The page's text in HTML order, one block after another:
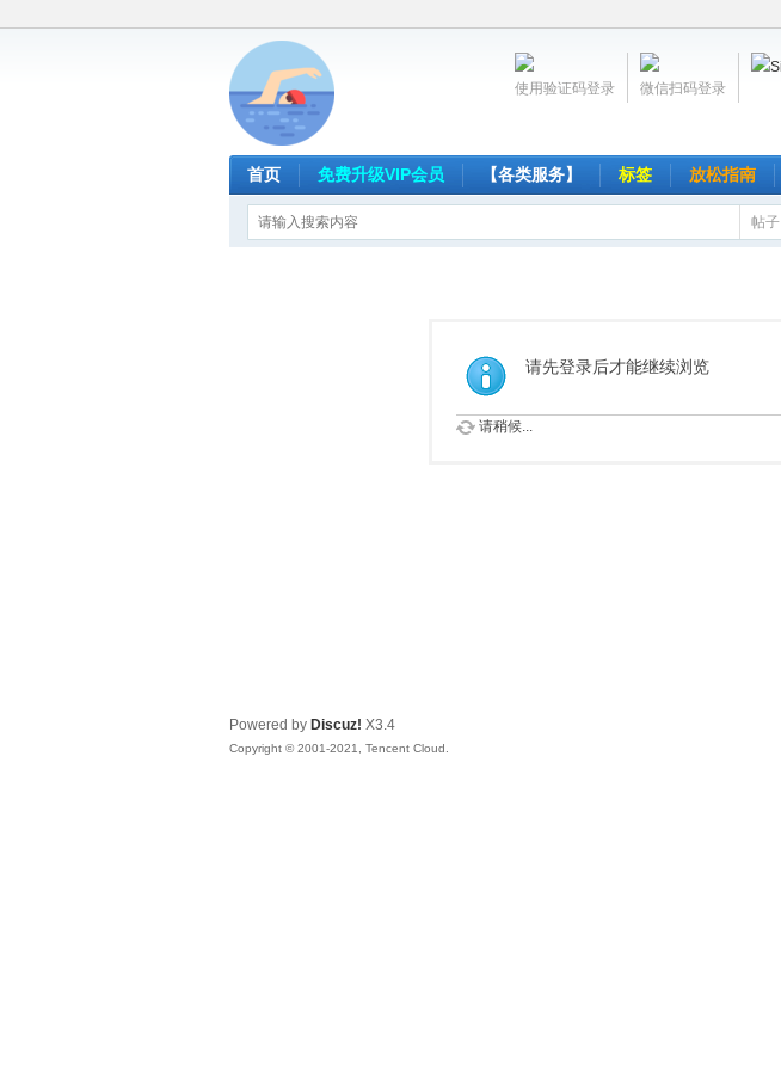
微信扫码登录
使用验证码登录
首页 免费升级VIP会员 【各类服务】 标签 放松指南
帖子
请先登录后才能继续浏览
请稍候...
Powered by Discuz! X3.4
Copyright © 2001-2021, Tencent Cloud.